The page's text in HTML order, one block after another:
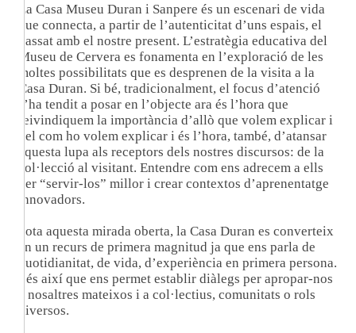
La Casa Museu Duran i Sanpere és un escenari de vida
que connecta, a partir de l’autenticitat d’uns espais, el
passat amb el nostre present. L’estratègia educativa del
Museu de Cervera es fonamenta en l’exploració de les
moltes possibilitats que es desprenen de la visita a la
Casa Duran. Si bé, tradicionalment, el focus d’atenció
s’ha tendit a posar en l’objecte ara és l’hora que
reivindiquem la importància d’allò que volem explicar i
del com ho volem explicar i és l’hora, també, d’atansar
aquesta lupa als receptors dels nostres discursos: de la
col·lecció al visitant. Entendre com ens adrecem a ells
per “servir-los” millor i crear contextos d’aprenentatge
innovadors.
Sota aquesta mirada oberta, la Casa Duran es converteix
en un recurs de primera magnitud ja que ens parla de
quotidianitat, de vida, d’experiència en primera persona.
I és així que ens permet establir diàlegs per apropar-nos
a nosaltres mateixos i a col·lectius, comunitats o rols
diversos.